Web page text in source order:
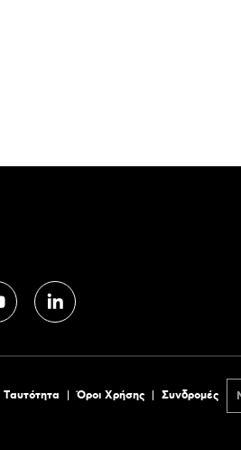
Tαυτότητα Όροι Χρήσης Συνδρομές